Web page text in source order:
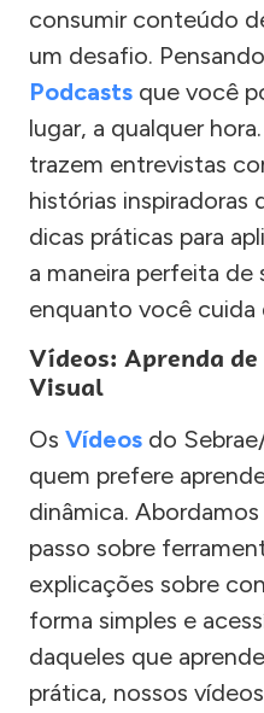
consumir conteúdo
um desafio.
Podcasts que você
lugar, a qualquer
trazem entrevistas
histórias inspiradoras
dicas práticas para
a maneira perfeita
enquanto você cuida
Vídeos: Aprenda
Visual
Os Vídeos do
quem prefere
dinâmica.
passo sobre
explicações sobre
forma simples e
daqueles que
prática, nossos